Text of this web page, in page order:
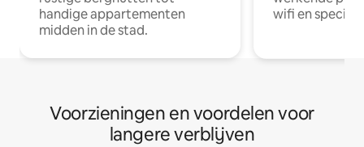
handige appartementen
midden in de stad.
wifi en
Voorzieningen en voordelen voor
langere verblijven